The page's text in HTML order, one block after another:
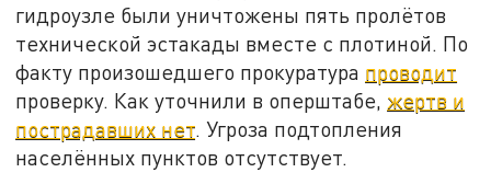
гидроузле были уничтожены пять пролётов
технической эстакады вместе с плотиной. По
факту произошедшего прокуратура проводит
проверку. Как уточнили в оперштабе, жертв и
пострадавших нет. Угроза подтопления
населённых пунктов отсутствует.